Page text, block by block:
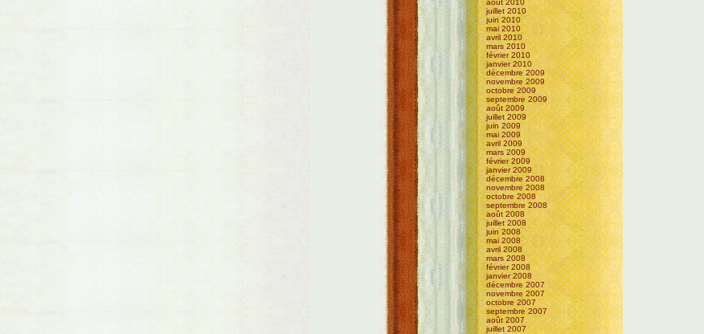
août 2010
juillet 2010
juin 2010
mai 2010
avril 2010
mars 2010
février 2010
janvier 2010
décembre 2009
novembre 2009
octobre 2009
septembre 2009
août 2009
juillet 2009
juin 2009
mai 2009
avril 2009
mars 2009
février 2009
janvier 2009
décembre 2008
novembre 2008
octobre 2008
septembre 2008
août 2008
juillet 2008
juin 2008
mai 2008
avril 2008
mars 2008
février 2008
janvier 2008
décembre 2007
novembre 2007
octobre 2007
septembre 2007
août 2007
juillet 2007